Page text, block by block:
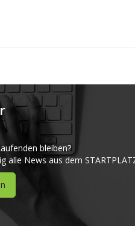
bleiben?
alle News aus dem